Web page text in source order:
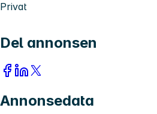
Privat
Del annonsen
Annonsedata